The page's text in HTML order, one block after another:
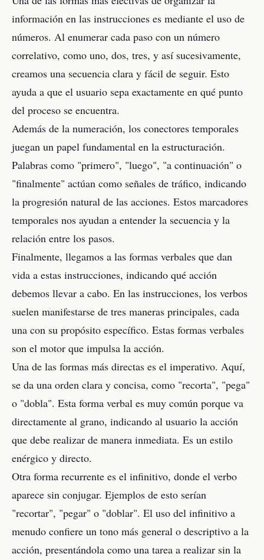
información en las instrucciones es mediante el uso de
números. Al enumerar cada paso con un número
correlativo, como uno, dos, tres, y así sucesivamente,
creamos una secuencia clara y fácil de seguir. Esto
ayuda a que el usuario sepa exactamente en qué punto
del proceso se encuentra.
Además de la numeración, los conectores temporales
juegan un papel fundamental en la estructuración.
Palabras como "primero", "luego", "a continuación" o
"finalmente" actúan como señales de tráfico, indicando
la progresión natural de las acciones. Estos marcadores
temporales nos ayudan a entender la secuencia y la
relación entre los pasos.
Finalmente, llegamos a las formas verbales que dan
vida a estas instrucciones, indicando qué acción
debemos llevar a cabo. En las instrucciones, los verbos
suelen manifestarse de tres maneras principales, cada
una con su propósito específico. Estas formas verbales
son el motor que impulsa la acción.
Una de las formas más directas es el imperativo. Aquí,
se da una orden clara y concisa, como "recorta", "pega"
o "dobla". Esta forma verbal es muy común porque va
directamente al grano, indicando al usuario la acción
que debe realizar de manera inmediata. Es un estilo
enérgico y directo.
Otra forma recurrente es el infinitivo, donde el verbo
aparece sin conjugar. Ejemplos de esto serían
"recortar", "pegar" o "doblar". El uso del infinitivo a
menudo confiere un tono más general o descriptivo a la
acción, presentándola como una tarea a realizar sin la